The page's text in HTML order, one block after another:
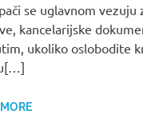
se uglavnom
kancelarijske
ukoliko oslobodite